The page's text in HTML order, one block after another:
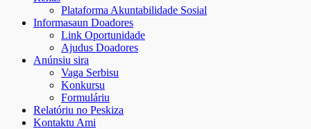
Plataforma Akuntabilidade Sosial
Informasaun Doadores
Link Oportunidade
Ajudus Doadores
Anúnsiu sira
Vaga Serbisu
Konkursu
Formuláriu
Relatóriu no Peskiza
Kontaktu Ami